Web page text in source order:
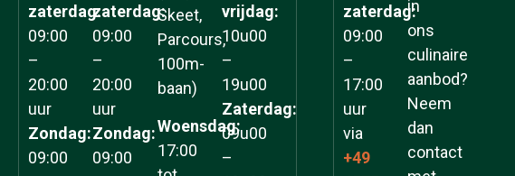
zaterdag:
09:00
–
20:00
uur
Zondag:
09:00
zaterdag:
09:00
–
20:00
uur
Zondag:
09:00
Skeet,
Parcours,
100m-
baan)
Woensdag:
17:00
vrijdag:
10u00
–
19u00
Zaterdag:
09u00
–
zaterdag:
09:00
–
17:00
uur
via
+49
in
ons
culinaire
aanbod?
Neem
dan
contact